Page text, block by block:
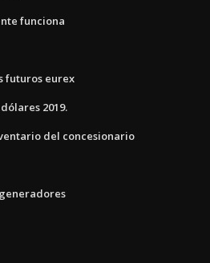
funciona
futuros eurex
2019.
del concesionario